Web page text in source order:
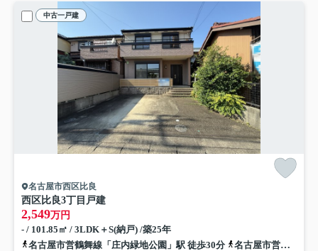
中古一戸建
名古屋市西区比良
西区比良3丁目戸建
2,549万円
- / 101.85㎡ / 3LDK＋S(納戸) /築25年
名古屋市営鶴舞線「庄内緑地公園」駅 徒歩30分
名古屋市営鶴舞線「上小田井」駅 徒歩30分